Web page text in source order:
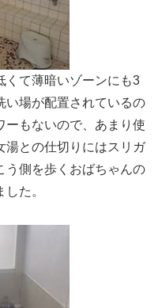
くて薄暗いゾーンにも3
い場が配置されているの
ーもないので、あまり使
湯との仕切りにはスリガ
う側を歩くおばちゃんの
た。